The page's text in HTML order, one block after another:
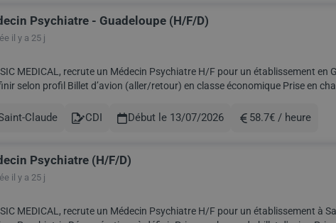
Psychiatre - Guadeloupe (H/F/D)
il y a 25 j
MEDICAL, recrute un Médecin Psychiatre H/F pour un établissement en Guadeloupe Date : Dés que
retour) en classe économique Prise en charge location véhicule pendant 2 mois maximum
Claude
Contract
CDI Début le 13/07/2026
Rémunération
58.7€ / heure
Psychiatre (H/F/D)
il y a 25 j
MEDICAL, recrute un Médecin Psychiatre H/F pour un établissement à Saint-Claude en